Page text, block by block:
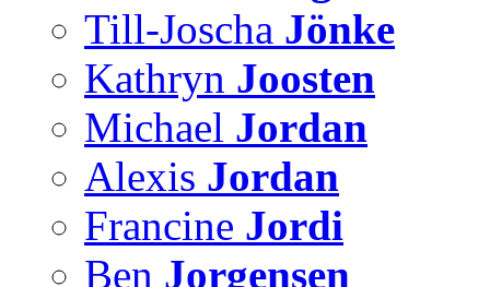
Till-Joscha Jönke
Kathryn Joosten
Michael Jordan
Alexis Jordan
Francine Jordi
Ben Jorgensen